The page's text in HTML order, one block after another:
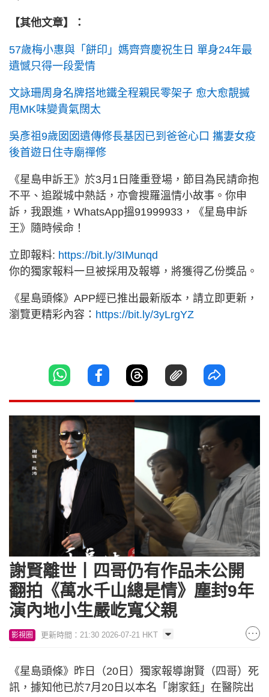
【其他文章】：
57歲梅小惠與「餅印」媽齊齊慶祝生日 單身24年最
遺憾只得一段愛情
文詠珊周身名牌搭地鐵全程親民零架子 愈大愈靚搣
甩MK味變貴氣闊太
吳彥祖9歲囡囡遺傳修長基因已到爸爸心口 攜妻女疫
後首遊日住寺廟禪修
《星島申訴王》於3月1日隆重登場，節目為民請命抱
不平、追蹤城中熱話，亦會搜羅溫情小故事。你申
訴，我跟進，WhatsApp搵91999933，《星島申訴
王》隨時候命！
立即報料: https://bit.ly/3IMunqd
你的獨家報料一旦被採用及報導，將獲得乙份獎品。
《星島頭條》APP經已推出最新版本，請立即更新，
瀏覽更精彩內容： https://bit.ly/3yLrgYZ
謝賢離世丨四哥仍有作品未公開
翻拍《萬水千山總是情》塵封9年
演內地小生嚴屹寬父親
影視圈 更新時間：21:30 2026-07-21 HKT
《星島頭條》昨日（20日）獨家報導謝賢（四哥）死
訊，據知他已於7月20日以本名「謝家鈺」在醫院出